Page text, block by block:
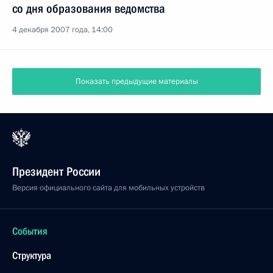
со дня образования ведомства
4 декабря 2007 года, 14:00
Показать предыдущие материалы
Президент России
Версия официального сайта для мобильных устройств
События
Структура